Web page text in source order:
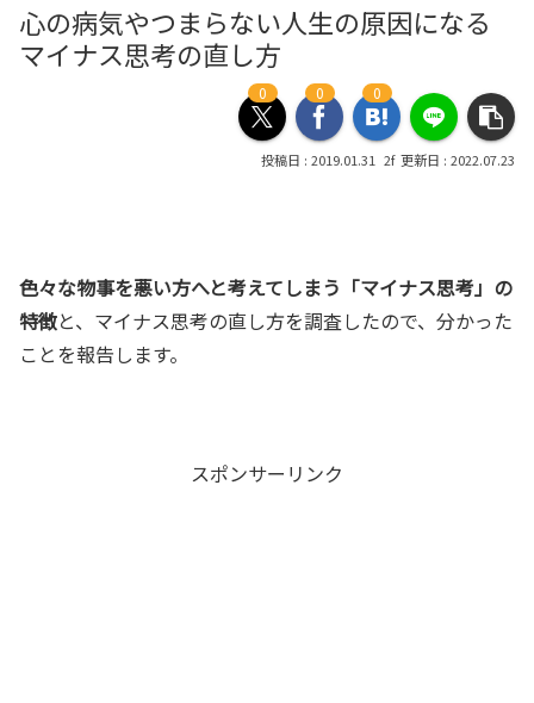
心の病気やつまらない人生の原因になる
マイナス思考の直し方
0 0 0
2019.01.31 2022.07.23
色々な物事を悪い方へと考えてしまう「マイナス思考」の
特徴と、マイナス思考の直し方を調査したので、分かった
ことを報告します。
スポンサーリンク